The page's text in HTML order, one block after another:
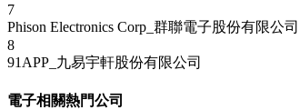
7
Phison Electronics Corp_群聯電子股份有限公司
8
91APP_九易宇軒股份有限公司
電子相關熱門公司